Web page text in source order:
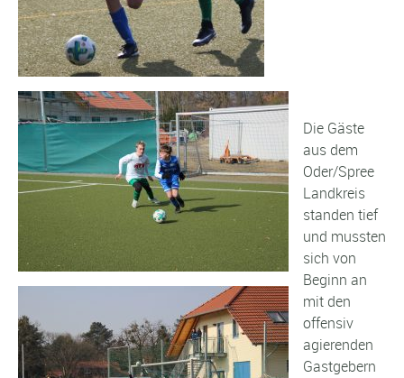
Die Gäste
aus dem
Oder/Spree
Landkreis
standen tief
und mussten
sich von
Beginn an
mit den
offensiv
agierenden
Gastgebern